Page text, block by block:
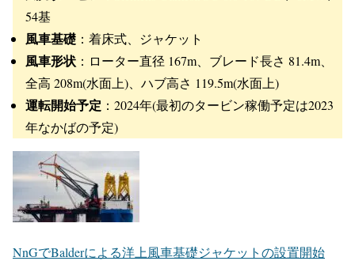
54基
風車基礎 ：着床式、ジャケット
風車形状 ：ローター直径 167m、ブレード長さ 81.4m、
全高 208m(水面上)、ハブ高さ 119.5m(水面上)
運転開始予定 ：2024年(最初のタービン稼働予定は2023
年なかばの予定)
NnGでBalderによる洋上風車基礎ジャケットの設置開始